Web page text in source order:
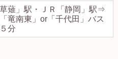
草薙」駅・ＪＲ「静岡」駅⇒
竜南東」or「千代田」バス
分